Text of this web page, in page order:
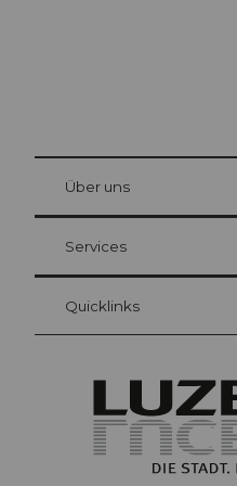
Gästekarte Luzern
Ihre Vorteile als Übernachtungsgast
at Bre
Über uns
Services
Quicklinks